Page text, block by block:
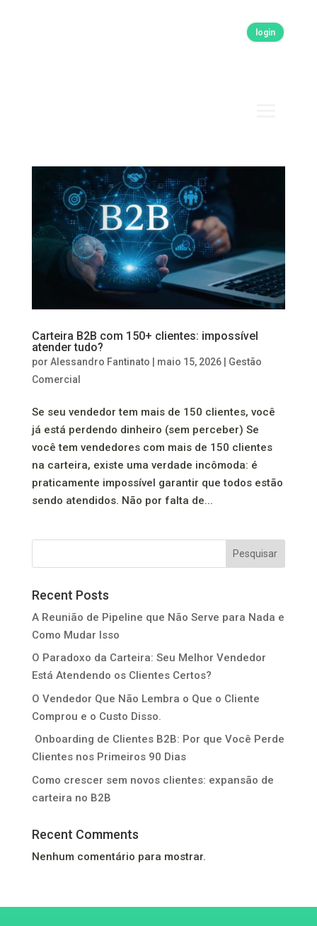
login
Carteira B2B com 150+ clientes: impossível
atender tudo?
por Alessandro Fantinato maio 15, 2026| Gestão
Comercial
Se seu vendedor tem mais de 150 clientes, você
já está perdendo dinheiro (sem perceber) Se
você tem vendedores com mais de 150 clientes
na carteira, existe uma verdade incômoda: é
praticamente impossível garantir que todos estão
sendo atendidos. Não por falta de...
Pesquisar
Recent Posts
A Reunião de Pipeline que Não Serve para Nada e
Como Mudar Isso
O Paradoxo da Carteira: Seu Melhor Vendedor
Está Atendendo os Clientes Certos?
O Vendedor Que Não Lembra o Que o Cliente
Comprou e o Custo Disso.
Onboarding de Clientes B2B: Por que Você Perde
Clientes nos Primeiros 90 Dias
Como crescer sem novos clientes: expansão de
carteira no B2B
Recent Comments
Nenhum comentário para mostrar.